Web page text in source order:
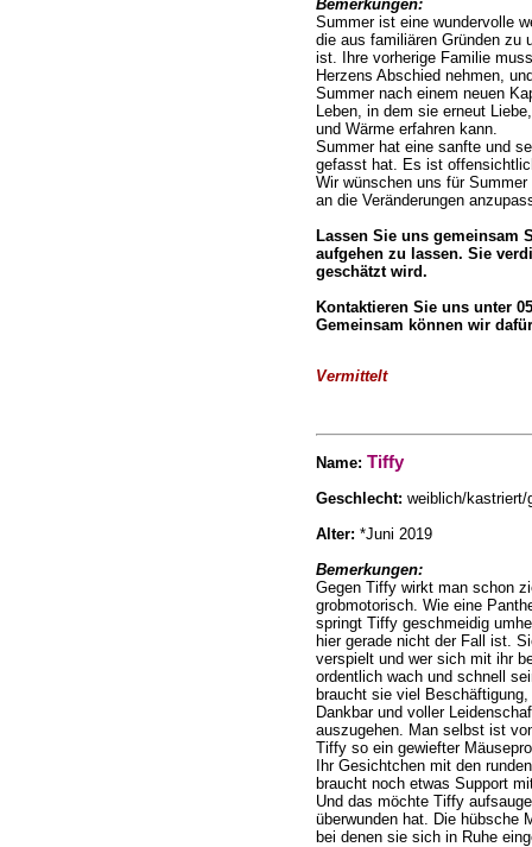
Bemerkungen:
Summer ist eine wundervolle
die aus familiären Gründen zu
ist. Ihre vorherige Familie
Herzens Abschied nehmen,
Summer nach einem neuen
Leben, in dem sie erneut
und Wärme erfahren kann.
Summer hat eine sanfte und
gefasst hat. Es ist
Wir wünschen uns für
an die Veränderungen
Lassen Sie uns gemeinsam
aufgehen zu lassen. Sie
geschätzt wird.
Kontaktieren Sie uns unter
Gemeinsam können wir
Vermittelt
Name: Tiffy
Geschlecht: weiblich/
Alter: *Juni 2019
Bemerkungen:
Gegen Tiffy wirkt man schon
grobmotorisch. Wie eine
springt Tiffy geschmeidig
hier gerade nicht der Fall ist.
verspielt und wer sich mit ihr
ordentlich wach und schnell
braucht sie viel
Dankbar und voller
auszugehen. Man selbst ist
Tiffy so ein gewiefter
Ihr Gesichtchen mit den
braucht noch etwas Support
Und das möchte Tiffy
überwunden hat. Die hübsche
bei denen sie sich in Ruhe